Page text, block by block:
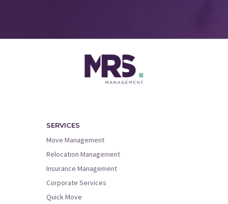
SERVICES
Move Management
Relocation Management
Insurance Management
Corporate Services
Quick Move